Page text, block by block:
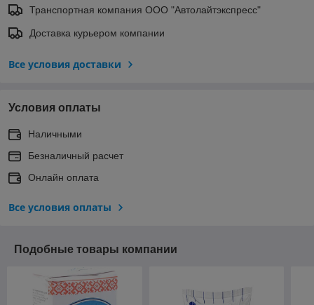
Транспортная компания ООО "Автолайтэкспресс"
Доставка курьером компании
Все условия доставки
Условия оплаты
Наличными
Безналичный расчет
Онлайн оплата
Все условия оплаты
Подобные товары компании